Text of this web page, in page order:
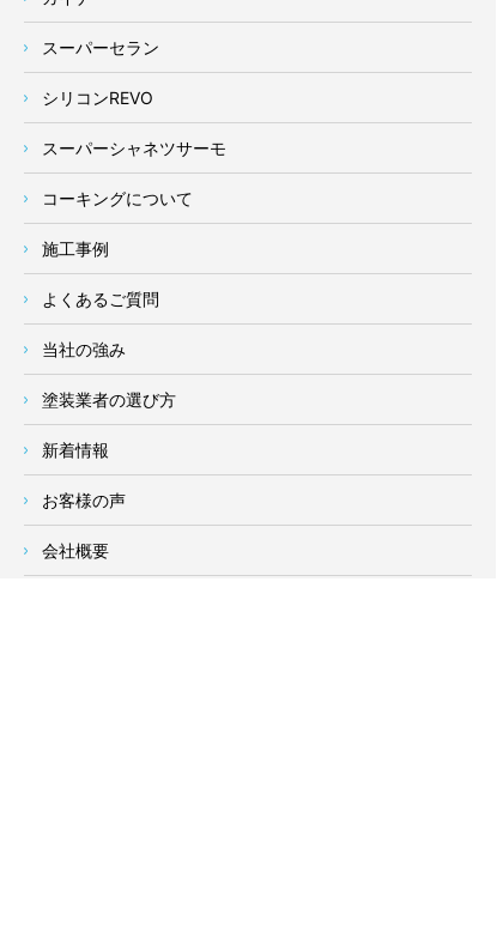
スーパーセラン
シリコンREVO
スーパーシャネツサーモ
コーキングについて
施工事例
よくあるご質問
当社の強み
塗装業者の選び方
新着情報
お客様の声
会社概要